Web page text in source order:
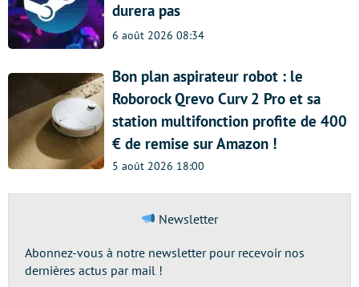
durera pas
6 août 2026 08:34
Bon plan aspirateur robot : le
Roborock Qrevo Curv 2 Pro et sa
station multifonction profite de 400
€ de remise sur Amazon !
5 août 2026 18:00
Newsletter
Abonnez-vous à notre newsletter pour recevoir nos
dernières actus par mail !